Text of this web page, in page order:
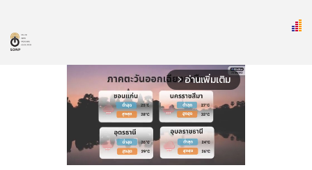
arrow_forward_ios อ่านเพิ่มเติม